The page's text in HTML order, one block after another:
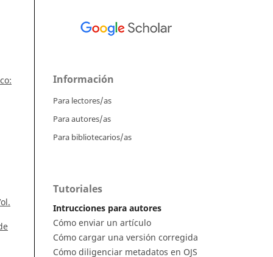
Información
Para lectores/as
Para autores/as
Para bibliotecarios/as
Tutoriales
Intrucciones para autores
Cómo enviar un artículo
Cómo cargar una versión corregida
Cómo diligenciar metadatos en OJS